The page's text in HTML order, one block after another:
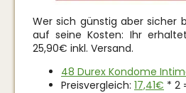
Wer sich günstig aber sicher
auf seine Kosten: Ihr erhaltet
25,90€ inkl. Versand.
48 Durex Kondome
Preisvergleich: 17,41€ * 2